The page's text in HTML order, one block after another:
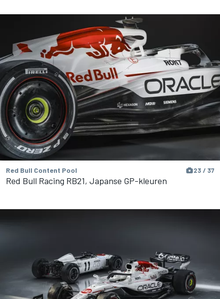
Red Bull Content Pool 23 / 37
Red Bull Racing RB21, Japanse GP-kleuren